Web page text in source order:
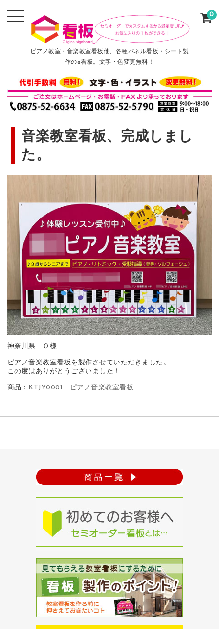
ピアノ教室・音楽教室看板他、各種パネル看板・シート製
作のe看板。文字・色変更無料！
0
音楽教室看板、完成しまし
た。
神奈川県 Ｏ様
ピアノ音楽教室看板を製作させていただきました。
この度はありがとうございました！
商品： KTJY0001 ピアノ音楽教室看板